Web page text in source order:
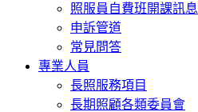
照服員自費班開課訊息
申訴管道
常見問答
專業人員
長照服務項目
長期照顧各類委員會